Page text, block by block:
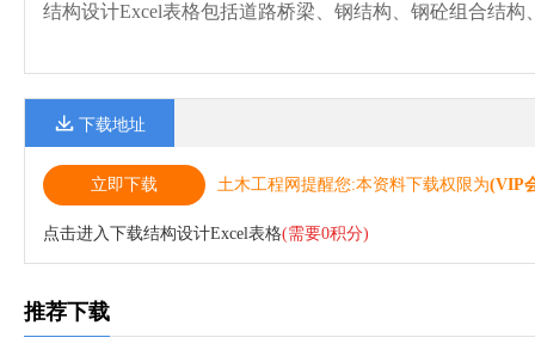
结构设计Excel表格包括道路桥梁、钢结构、钢砼组合结构
下载地址
立即下载 土木工程网提醒您:本资料下载权限为(VIP
点击进入下载结构设计Excel表格(需要0积分)
推荐下载